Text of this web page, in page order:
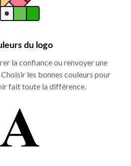
du logo
la confiance ou renvoyer une
les bonnes couleurs pour
fait toute la différence.